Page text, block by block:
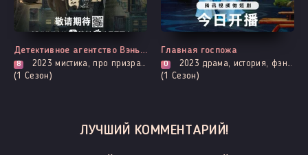
Все серии
Детективное агентство Вэньсян
8 2023 мистика, про призраков, демонов и сверхъестественное, триллер
(1 Сезон)
Все серии
Главная госпожа
0 2023 драма, история, фэнтези
(1 Сезон)
ЛУЧШИЙ КОММЕНТАРИЙ!